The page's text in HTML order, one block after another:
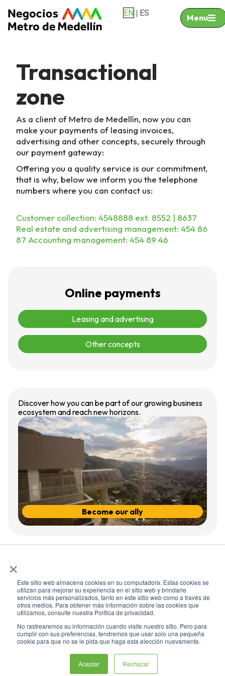
×
Este sitio web almacena cookies en su computadora. Estas cookies se
utilizan para mejorar su experiencia en el sitio web y brindarle
servicios más personalizados, tanto en este sitio web como a través de
otros medios. Para obtener más información sobre las cookies que
utilizamos, consulte nuestra Política de privacidad.
No rastrearemos su información cuando visite nuestro sitio. Pero para
cumplir con sus preferencias, tendremos que usar solo una pequeña
cookie para que no se le pida que haga esta elección nuevamente.
Aceptar Rechazar
EN | ES Menu
Transactional
zone
As a client of Metro de Medellín, now you can
make your payments of leasing invoices,
advertising and other concepts, securely through
our payment gateway:
Offering you a quality service is our commitment,
that is why, below we inform you the telephone
numbers where you can contact us:
Customer collection: 4548888 ext. 8552 | 8637
Real estate and advertising management: 454 86
87 Accounting management: 454 89 46
Online payments
Leasing and advertising
Other concepts
Discover how you can be part of our growing business
ecosystem and reach new horizons.
Become our ally
All rights reserved. We recommend using a screen resolution of 1024 x
768. For greater compatibility, use Microsoft Edge, Google Chrome or
Mozilla Firefox